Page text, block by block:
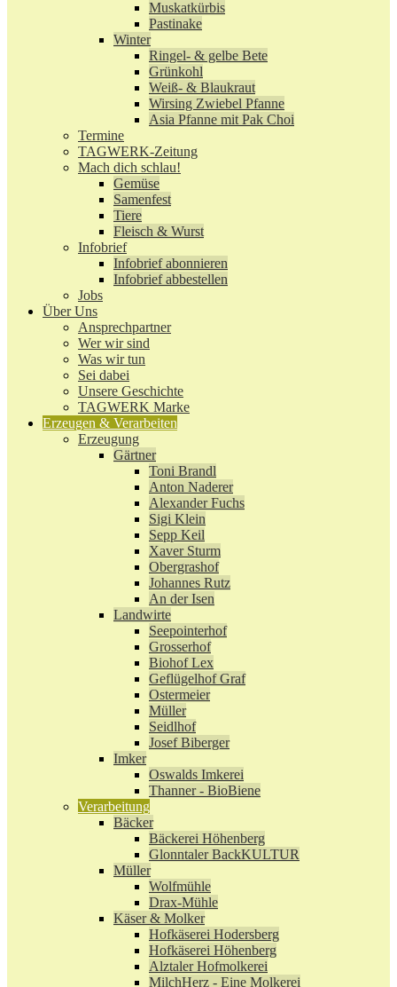
Muskatkürbis
Pastinake
Winter
Ringel- & gelbe Bete
Grünkohl
Weiß- & Blaukraut
Wirsing Zwiebel Pfanne
Asia Pfanne mit Pak Choi
Termine
TAGWERK-Zeitung
Mach dich schlau!
Gemüse
Samenfest
Tiere
Fleisch & Wurst
Infobrief
Infobrief abonnieren
Infobrief abbestellen
Jobs
Über Uns
Ansprechpartner
Wer wir sind
Was wir tun
Sei dabei
Unsere Geschichte
TAGWERK Marke
Erzeugen & Verarbeiten
Erzeugung
Gärtner
Toni Brandl
Anton Naderer
Alexander Fuchs
Sigi Klein
Sepp Keil
Xaver Sturm
Obergrashof
Johannes Rutz
An der Isen
Landwirte
Seepointerhof
Grosserhof
Biohof Lex
Geflügelhof Graf
Ostermeier
Müller
Seidlhof
Josef Biberger
Imker
Oswalds Imkerei
Thanner - BioBiene
Verarbeitung
Bäcker
Bäckerei Höhenberg
Glonntaler BackKULTUR
Müller
Wolfmühle
Drax-Mühle
Käser & Molker
Hofkäserei Hodersberg
Hofkäserei Höhenberg
Alztaler Hofmolkerei
MilchHerz - Eine Molkerei